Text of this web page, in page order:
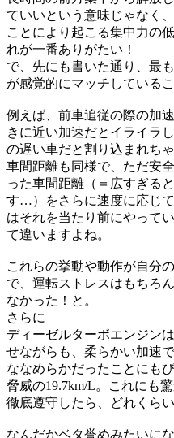
ていいという意味じゃなく
ことにより起こる集中力の
れが一番ありがたい！
で、先にも書いた通り、最
が感覚的にマッチしているこ
例えば、前車追従の際の加
きに近い加速だとイライラ
の遅い車だと割り込まれち
車間距離も同様で、ただ安
った車間距離（＝広すぎる
す…）をさらに速度に応じ
はそれを当たり前にやって
て違いますよね。
これらの挙動や動作が自分
で、運転ストレスはもちろ
なかった！と。
さらに
ディーゼルターボエンジン
せながらも、柔らかい加速
ななめらかだったことにも
脅威の19.7km/L。これにも
徹底遵守したら、どれくら
なんだかベタ誉めみたいに